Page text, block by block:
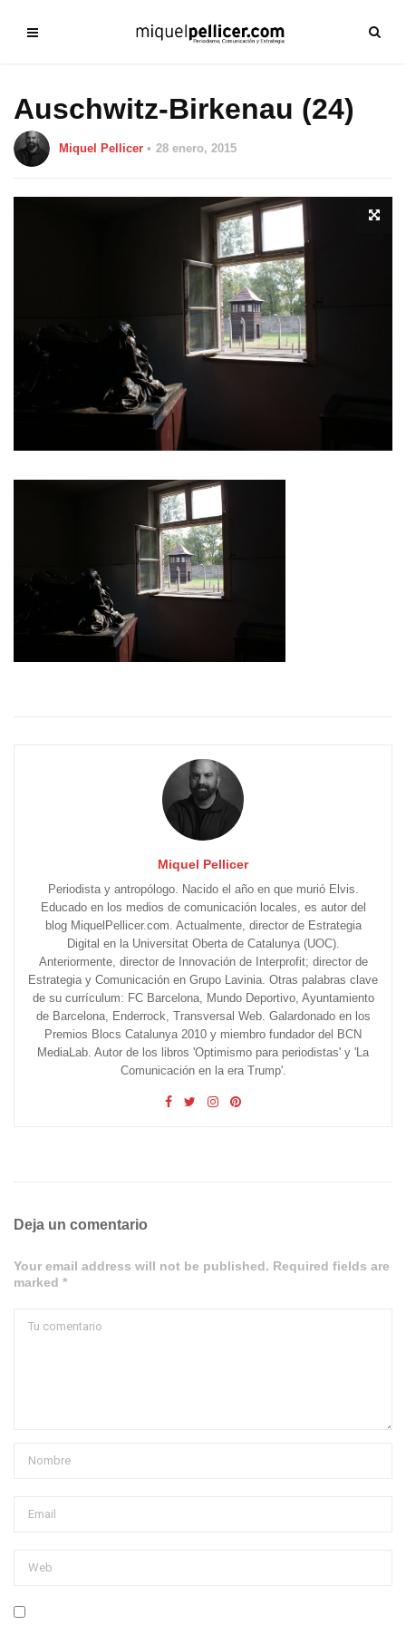
Auschwitz-Birkenau (24)
Miquel Pellicer 28 enero, 2015
Miquel Pellicer
Periodista y antropólogo. Nacido el año en que murió Elvis.
Educado en los medios de comunicación locales, es autor del
blog MiquelPellicer.com. Actualmente, director de Estrategia
Digital en la Universitat Oberta de Catalunya (UOC).
Anteriormente, director de Innovación de Interprofit; director de
Estrategia y Comunicación en Grupo Lavinia. Otras palabras clave
de su currículum: FC Barcelona, Mundo Deportivo, Ayuntamiento
de Barcelona, Enderrock, Transversal Web. Galardonado en los
Premios Blocs Catalunya 2010 y miembro fundador del BCN
MediaLab. Autor de los libros 'Optimismo para periodistas' y 'La
Comunicación en la era Trump'.
Deja un comentario
Your email address will not be published. Required fields are
marked *